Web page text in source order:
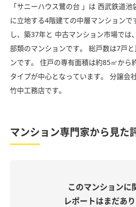
「サニーハウス鷺の台 」は 西武鉄道
に立地する4階建ての中層マンションで
し、築37年と 中古マンション市場では
部類のマンションです。 総戸数は7戸
ンです。 住戸の専有面積は約85㎡から
タイプが中心となっています。 分譲会
竹中工務店です。
マンション専門家から見た
このマンションに
レポートはまだあ